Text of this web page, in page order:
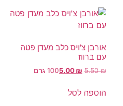
אורבן צ'ויס כלב מעדן פטה
עם ברווז
5.50₪
5.00 ₪ 100 גרם
הוספה לסל